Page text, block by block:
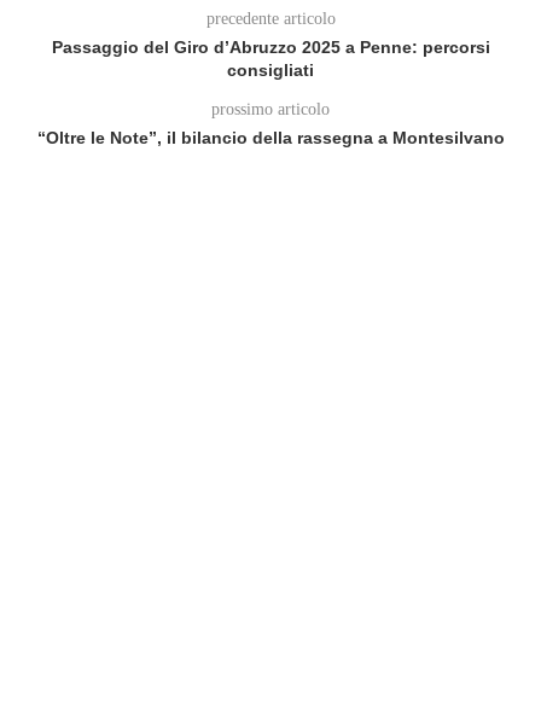
precedente articolo
Passaggio del Giro d’Abruzzo 2025 a Penne: percorsi
consigliati
prossimo articolo
“Oltre le Note”, il bilancio della rassegna a Montesilvano